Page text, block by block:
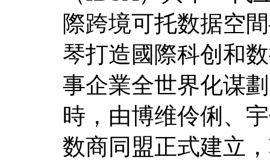
際跨境可托数据空
琴打造國際科创和
事企業全世界化谋
時，由博维伶俐、
数商同盟正式建立